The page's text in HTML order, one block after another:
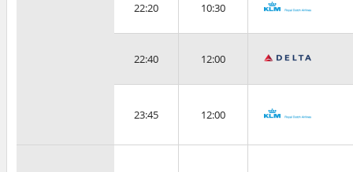
22:20 10:30
22:40 12:00
23:45 12:00